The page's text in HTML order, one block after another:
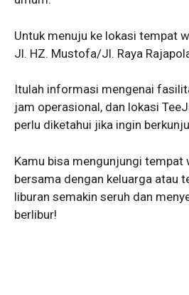
Untuk menuju ke lokasi tempat
Jl. HZ. Mustofa/Jl. Raya
Itulah informasi mengenai
jam operasional, dan lokasi
perlu diketahui jika ingin
Kamu bisa mengunjungi tempat
bersama dengan keluarga atau
liburan semakin seruh dan
berlibur!